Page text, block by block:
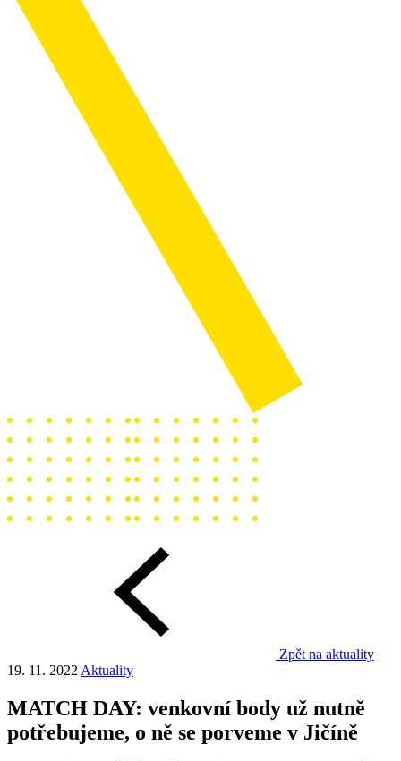
Zpět na aktuality
19. 11. 2022 Aktuality
MATCH DAY: venkovní body už nutně
potřebujeme, o ně se porveme v Jičíně